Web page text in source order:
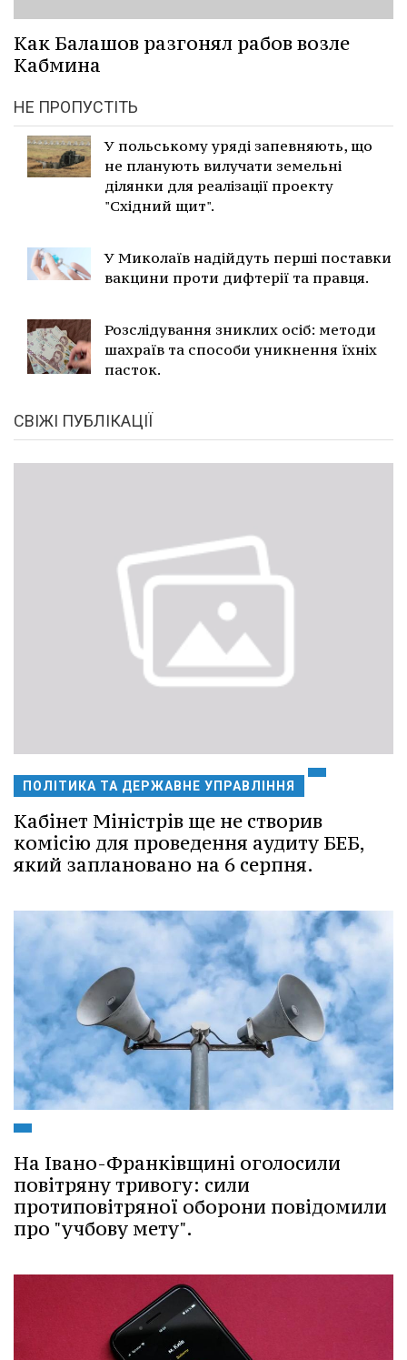
Как Балашов разгонял рабов возле
Кабмина
НЕ ПРОПУСТІТЬ
У польському уряді запевняють, що
не планують вилучати земельні
ділянки для реалізації проекту
"Східний щит".
У Миколаїв надійдуть перші поставки
вакцини проти дифтерії та правця.
Розслідування зниклих осіб: методи
шахраїв та способи уникнення їхніх
пасток.
СВІЖІ ПУБЛІКАЦІЇ
ПОЛІТИКА ТА ДЕРЖАВНЕ УПРАВЛІННЯ
Кабінет Міністрів ще не створив
комісію для проведення аудиту БЕБ,
який заплановано на 6 серпня.
На Івано-Франківщині оголосили
повітряну тривогу: сили
протиповітряної оборони повідомили
про "учбову мету".